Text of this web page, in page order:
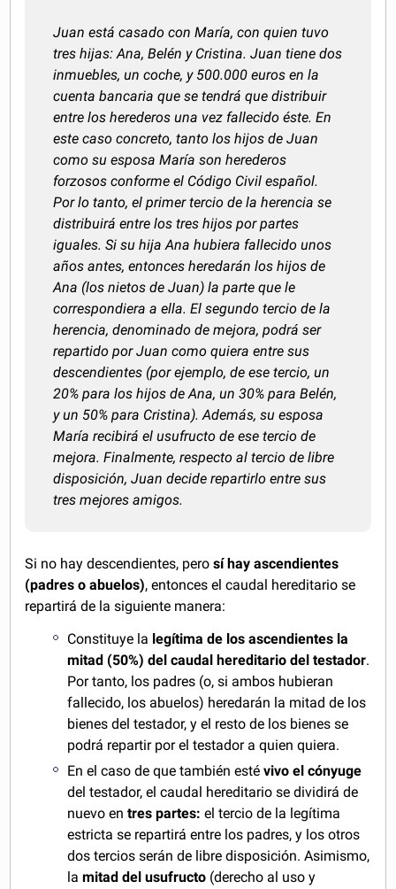
Juan está casado con María, con quien tuvo
tres hijas: Ana, Belén y Cristina. Juan tiene dos
inmuebles, un coche, y 500.000 euros en la
cuenta bancaria que se tendrá que distribuir
entre los herederos una vez fallecido éste. En
este caso concreto, tanto los hijos de Juan
como su esposa María son herederos
forzosos conforme el Código Civil español.
Por lo tanto, el primer tercio de la herencia se
distribuirá entre los tres hijos por partes
iguales. Si su hija Ana hubiera fallecido unos
años antes, entonces heredarán los hijos de
Ana (los nietos de Juan) la parte que le
correspondiera a ella. El segundo tercio de la
herencia, denominado de mejora, podrá ser
repartido por Juan como quiera entre sus
descendientes (por ejemplo, de ese tercio, un
20% para los hijos de Ana, un 30% para Belén,
y un 50% para Cristina). Además, su esposa
María recibirá el usufructo de ese tercio de
mejora. Finalmente, respecto al tercio de libre
disposición, Juan decide repartirlo entre sus
tres mejores amigos.
Si no hay descendientes, perosí hay ascendientes
(padres o abuelos), entonces el caudal hereditario se
repartirá de la siguiente manera:
Constituye la legítima de los ascendientes la
mitad (50%) del caudal hereditario del testador.
Por tanto, los padres (o, si ambos hubieran
fallecido, los abuelos) heredarán la mitad de los
bienes del testador, y el resto de los bienes se
podrá repartir por el testador a quien quiera.
En el caso de que también estévivo el cónyuge
del testador, el caudal hereditario se dividirá de
nuevo entres partes: el tercio de la legítima
estricta se repartirá entre los padres, y los otros
dos tercios serán de libre disposición. Asimismo,
lamitad del usufructo (derecho al uso y